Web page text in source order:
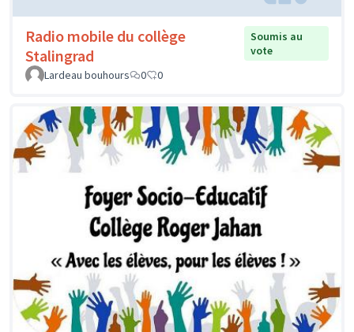
Radio mobile du collège
Stalingrad
Soumis au
vote
Lardeau bouhours
0 0